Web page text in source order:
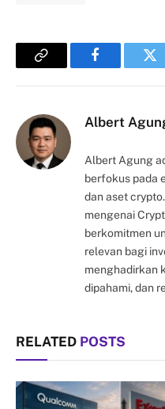
Copy
Facebook
Albert
Albert Agung
berfokus pada
dan aset
mengenai
berkomitmen
relevan bagi
menghadirkan
dipahami, dan
RELATED POSTS